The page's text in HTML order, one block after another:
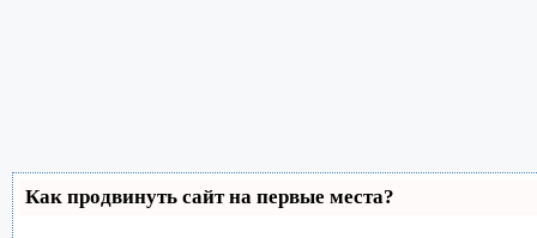
Как продвинуть сайт на первые места?